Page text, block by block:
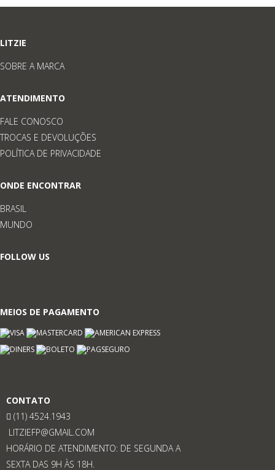
LITZIE
SOBRE A MARCA
ATENDIMENTO
FALE CONOSCO
TROCAS E DEVOLUÇÕES
POLÍTICA DE PRIVACIDADE
ONDE ENCONTRAR
BRASIL
MUNDO
FOLLOW US
MEIOS DE PAGAMENTO
CONTATO
(11) 4524.1943
LITZIEFP@GMAIL.COM
HORÁRIO DE ATENDIMENTO: DE SEGUNDA A
SEXTA DAS 9H ÀS 18H.